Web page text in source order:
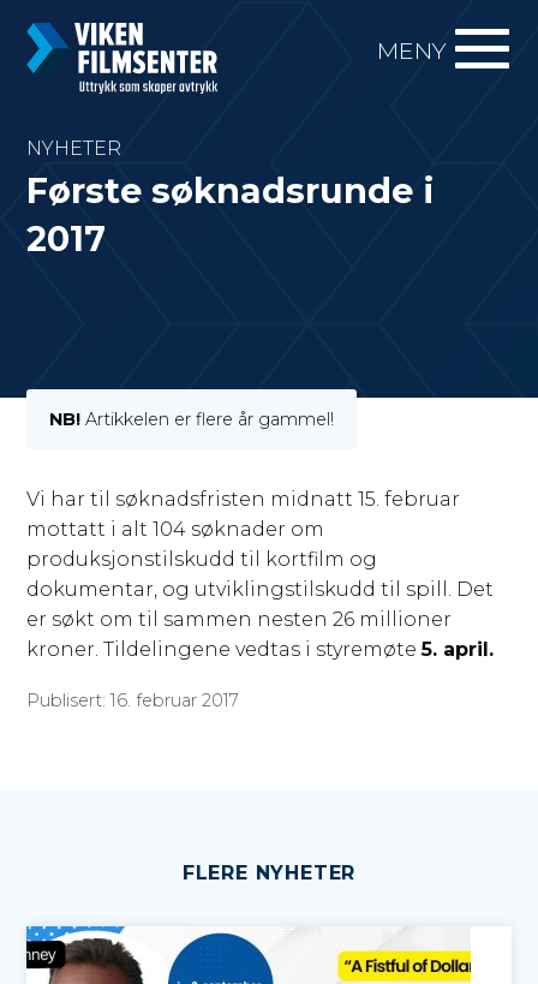
MENY
NYHETER
Første søknadsrunde i
2017
NB! Artikkelen er flere år gammel!
Vi har til søknadsfristen midnatt 15. februar
mottatt i alt 104 søknader om
produksjonstilskudd til kortfilm og
dokumentar, og utviklingstilskudd til spill. Det
er søkt om til sammen nesten 26 millioner
kroner. Tildelingene vedtas i styremøte5. april.
Publisert: 16. februar 2017
FLERE NYHETER